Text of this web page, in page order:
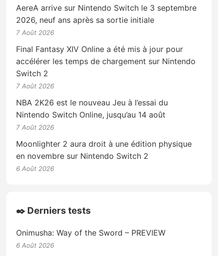
AereA arrive sur Nintendo Switch le 3 septembre
2026, neuf ans après sa sortie initiale
7 Août 2026
Final Fantasy XIV Online a été mis à jour pour
accélérer les temps de chargement sur Nintendo
Switch 2
7 Août 2026
NBA 2K26 est le nouveau Jeu à l’essai du
Nintendo Switch Online, jusqu’au 14 août
7 Août 2026
Moonlighter 2 aura droit à une édition physique
en novembre sur Nintendo Switch 2
6 Août 2026
✒️ Derniers tests
Onimusha: Way of the Sword – PREVIEW
6 Août 2026